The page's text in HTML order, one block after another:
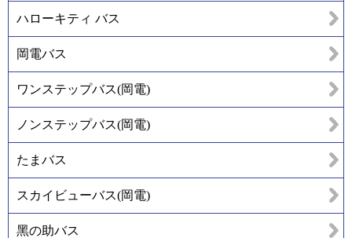
ハローキティ バス
岡電バス
ワンステップバス(岡電)
ノンステップバス(岡電)
たまバス
スカイビューバス(岡電)
黑の助バス